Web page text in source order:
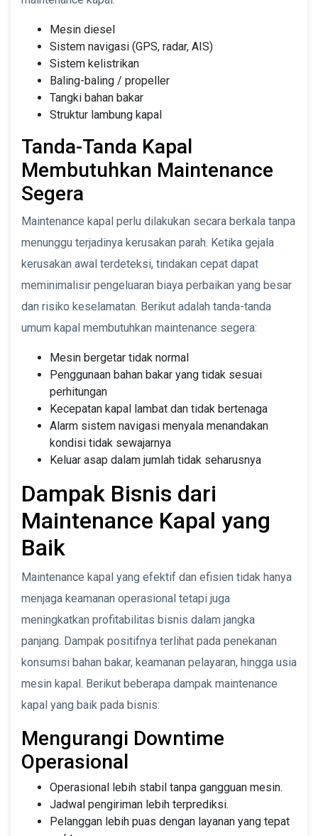
Mesin diesel
Sistem navigasi (GPS, radar, AIS)
Sistem kelistrikan
Baling-baling / propeller
Tangki bahan bakar
Struktur lambung kapal
Tanda-Tanda Kapal
Membutuhkan Maintenance
Segera
Maintenance kapal perlu dilakukan secara berkala tanpa
menunggu terjadinya kerusakan parah. Ketika gejala
kerusakan awal terdeteksi, tindakan cepat dapat
meminimalisir pengeluaran biaya perbaikan yang besar
dan risiko keselamatan. Berikut adalah tanda-tanda
umum kapal membutuhkan maintenance segera:
Mesin bergetar tidak normal
Penggunaan bahan bakar yang tidak sesuai
perhitungan
Kecepatan kapal lambat dan tidak bertenaga
Alarm sistem navigasi menyala menandakan
kondisi tidak sewajarnya
Keluar asap dalam jumlah tidak seharusnya
Dampak Bisnis dari
Maintenance Kapal yang
Baik
Maintenance kapal yang efektif dan efisien tidak hanya
menjaga keamanan operasional tetapi juga
meningkatkan profitabilitas bisnis dalam jangka
panjang. Dampak positifnya terlihat pada penekanan
konsumsi bahan bakar, keamanan pelayaran, hingga usia
mesin kapal. Berikut beberapa dampak maintenance
kapal yang baik pada bisnis:
Mengurangi Downtime
Operasional
Operasional lebih stabil tanpa gangguan mesin.
Jadwal pengiriman lebih terprediksi.
Pelanggan lebih puas dengan layanan yang tepat